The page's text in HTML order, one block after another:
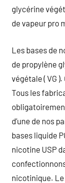
glycérine
de vapeur pro
Les bases de
de propylène
végétale ( VG
Tous les
d’une de nos
bases liquide
nicotine USP
nicotinique. Le